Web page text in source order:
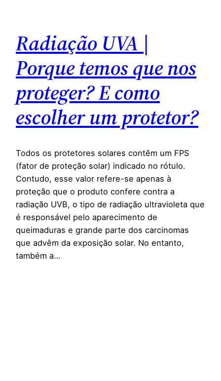
Radiação UVA |
Porque temos que nos
proteger? E como
escolher um protetor?
Todos os protetores solares contêm um FPS
(fator de proteção solar) indicado no rótulo.
Contudo, esse valor refere-se apenas à
proteção que o produto confere contra a
radiação UVB, o tipo de radiação ultravioleta que
é responsável pelo aparecimento de
queimaduras e grande parte dos carcinomas
que advêm da exposição solar. No entanto,
também a…